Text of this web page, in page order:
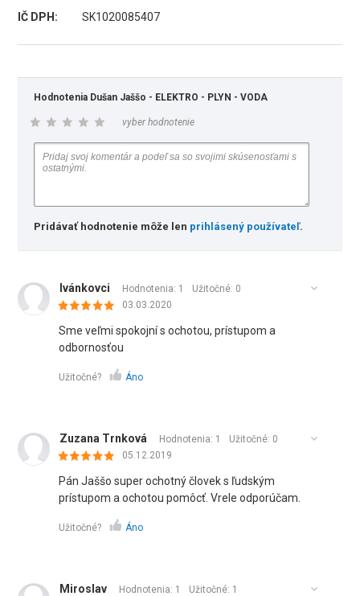
IČ DPH:
SK1020085407
Hodnotenia Dušan Jaššo - ELEKTRO - PLYN - VODA
vyber hodnotenie
Pridávať hodnotenie môže len prihlásený používateľ.
Ivánkovci Hodnotenia: 1 Užitočné: 0
03.03.2020
Sme veľmi spokojní s ochotou, prístupom a
odbornosťou
Užitočné? Áno
Zuzana Trnková Hodnotenia: 1 Užitočné: 0
05.12.2019
Pán Jaššo super ochotný človek s ľudským
prístupom a ochotou pomôcť. Vrele odporúčam.
Užitočné? Áno
Miroslav Hodnotenia: 1 Užitočné: 1